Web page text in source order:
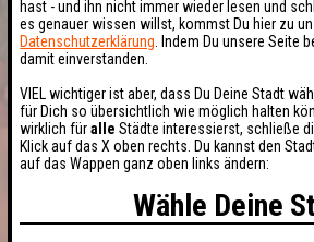
hast - und ihn nicht immer wieder lesen und
es genauer wissen willst, kommst Du hier zu
Datenschutzerklärung . Indem Du unsere Seite
damit einverstanden.
VIEL wichtiger ist aber, dass Du Deine Stadt
für Dich so übersichtlich wie möglich halten
wirklich füralle Städte interessierst, schließe
Klick auf das X oben rechts. Du kannst den
auf das Wappen ganz oben links ändern:
Wähle Deine